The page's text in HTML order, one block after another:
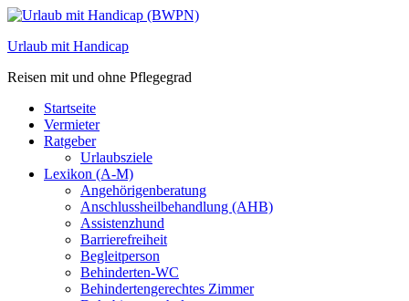
Zum
springen
Urlaub mit Handicap
Reisen mit und ohne Pflegegrad
Startseite
Vermieter
Ratgeber
Urlaubsziele
Lexikon (A-M)
Angehörigenberatung
Anschlussheilbehandlung (AHB)
Assistenzhund
Barrierefreiheit
Begleitperson
Behinderten-WC
Behindertengerechtes Zimmer